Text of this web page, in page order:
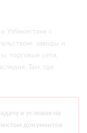
Узбекистане с
заводы и
торговые сети,
Там, где
и условия на
документов